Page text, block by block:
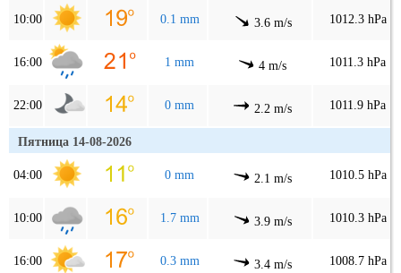
10:00 0.1 mm 3.6 m/s 1012.3 hPa
16:00 1 mm 4 m/s 1011.3 hPa
22:00 0 mm 2.2 m/s 1011.9 hPa
Пятница 14-08-2026
04:00 0 mm 2.1 m/s 1010.5 hPa
10:00 1.7 mm 3.9 m/s 1010.3 hPa
16:00 0.3 mm 3.4 m/s 1008.7 hPa